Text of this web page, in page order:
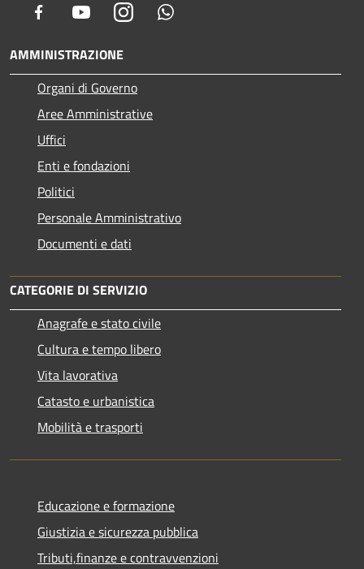
Facebook YoutubeInstagram
AMMINISTRAZIONE
Organi di Governo
Aree Amministrative
Uffici
Enti e fondazioni
Politici
Personale Amministrativo
Documenti e dati
CATEGORIE DI SERVIZIO
Anagrafe e stato civile
Cultura e tempo libero
Vita lavorativa
Catasto e urbanistica
Mobilità e trasporti
Educazione e formazione
Giustizia e sicurezza pubblica
Tributi,finanze e contravvenzioni